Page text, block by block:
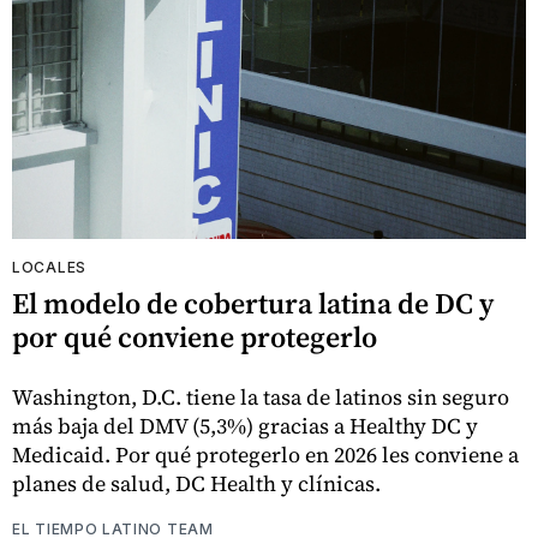
LOCALES
El modelo de cobertura latina de DC y
por qué conviene protegerlo
Washington, D.C. tiene la tasa de latinos sin seguro
más baja del DMV (5,3%) gracias a Healthy DC y
Medicaid. Por qué protegerlo en 2026 les conviene a
planes de salud, DC Health y clínicas.
EL TIEMPO LATINO TEAM